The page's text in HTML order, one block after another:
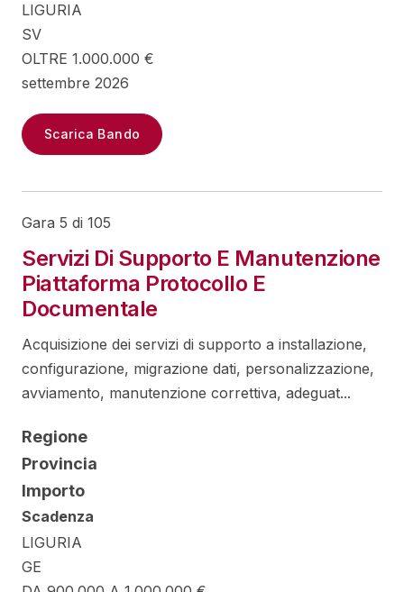
LIGURIA
SV
OLTRE 1.000.000 €
settembre 2026
Scarica Bando
Gara 5 di 105
Servizi Di Supporto E Manutenzione
Piattaforma Protocollo E
Documentale
Acquisizione dei servizi di supporto a installazione,
configurazione, migrazione dati, personalizzazione,
avviamento, manutenzione correttiva, adeguat...
Regione
Provincia
Importo
Scadenza
LIGURIA
GE